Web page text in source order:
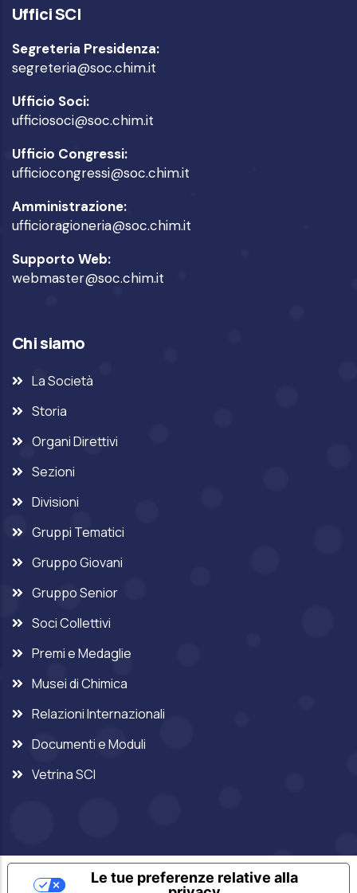
Uffici SCI
Segreteria Presidenza:
segreteria@soc.chim.it
Ufficio Soci:
ufficiosoci@soc.chim.it
Ufficio Congressi:
ufficiocongressi@soc.chim.it
Amministrazione:
ufficioragioneria@soc.chim.it
Supporto Web:
webmaster@soc.chim.it
Chi siamo
La Società
Storia
Organi Direttivi
Sezioni
Divisioni
Gruppi Tematici
Gruppo Giovani
Gruppo Senior
Soci Collettivi
Premi e Medaglie
Musei di Chimica
Relazioni Internazionali
Documenti e Moduli
Vetrina SCI
Le tue preferenze relative alla